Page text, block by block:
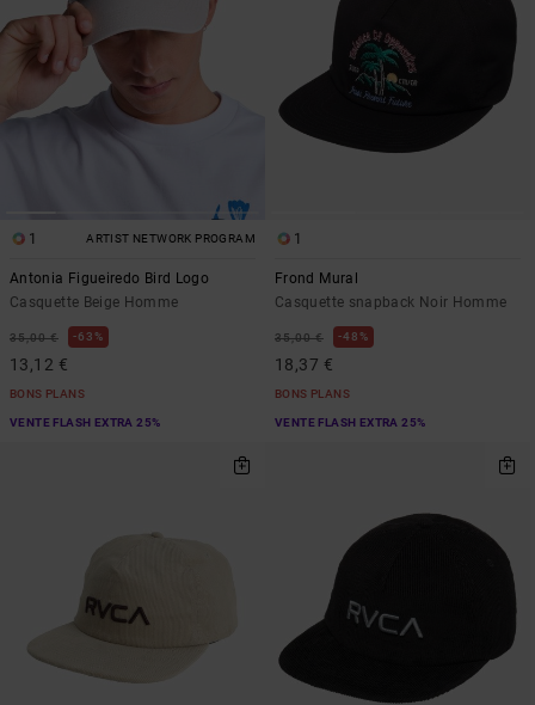
1 ARTIST NETWORK PROGRAM
Antonia Figueiredo Bird Logo
Casquette Beige Homme
35,00 € 63%
13,12 €
BONS PLANS
VENTE FLASH EXTRA 25%
1
Frond Mural
Casquette snapback Noir Homme
35,00 € 48%
18,37 €
BONS PLANS
VENTE FLASH EXTRA 25%